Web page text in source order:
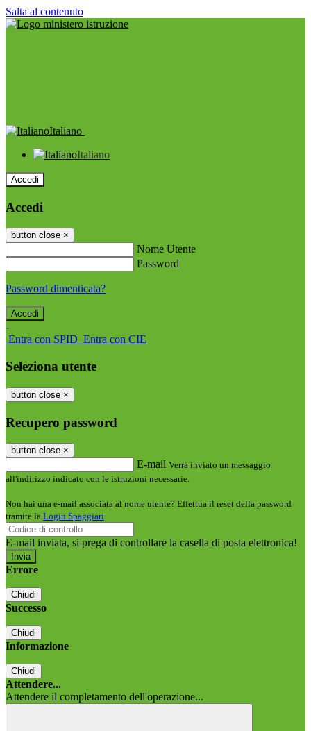
Salta al contenuto
Italiano
Italiano
Accedi
Accedi
button close ×
Nome Utente
Password
Password dimenticata?
-
Entra con SPID Entra con CIE
Seleziona utente
button close ×
Recupero password
button close ×
E-mail Verrà inviato un messaggio
all'indirizzo indicato con le istruzioni necessarie.
Non hai una e-mail associata al nome utente? Effettua il reset della password
tramite la Login Spaggiari
E-mail inviata, si prega di controllare la casella di posta elettronica!
Errore
Chiudi
Successo
Chiudi
Informazione
Chiudi
Attendere...
Attendere il completamento dell'operazione...